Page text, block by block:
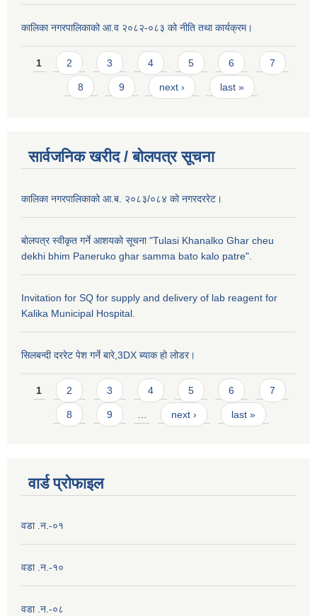
कालिका नगरपालिकाको आ.व २०८२-०८३ को नीति तथा कार्यक्रम।
Pages
1 2 3 4 5 6 7
8 9 next › last »
सार्वजनिक खरीद / बाेलपत्र सूचना
कालिका नगरपालिकाको आ.ब. २०८३/०८४ को नगरदररेट।
बोलपत्र स्वीकृत गर्ने आशयको सूचना "Tulasi Khanalko Ghar cheu
dekhi bhim Paneruko ghar samma bato kalo patre".
Invitation for SQ for supply and delivery of lab reagent for
Kalika Municipal Hospital.
सिलबन्दी दररेट पेश गर्ने बारे,3DX ब्याक हो लोडर।
Pages
1 2 3 4 5 6 7
8 9 next › last »
वार्ड प्राेफाइल
वडा .न.-०१
वडा .न.-१०
वडा .न.-०८